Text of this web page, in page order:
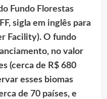
Fundo Florestas
sigla em inglês para
Facility). O fundo
no valor
(cerca de R$ 680
esses biomas
de 70 países, e